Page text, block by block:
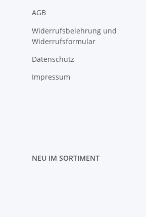
AGB
Widerrufsbelehrung und
Widerrufsformular
Datenschutz
Impressum
NEU IM SORTIMENT